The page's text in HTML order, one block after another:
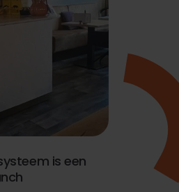
is een